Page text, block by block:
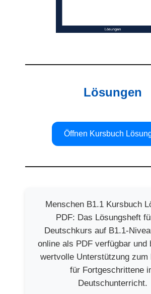
Lösungen
Öffnen Kursbuch
Menschen B1.1 Kursbuch
PDF: Das Lösungsheft
Deutschkurs auf B1.1-
online als PDF verfügbar und
wertvolle Unterstützung zum
für Fortgeschrittene
Deutschunterricht.